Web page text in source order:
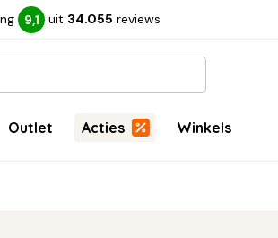
9,1 uit 34.055 reviews
Outlet Acties Winkels